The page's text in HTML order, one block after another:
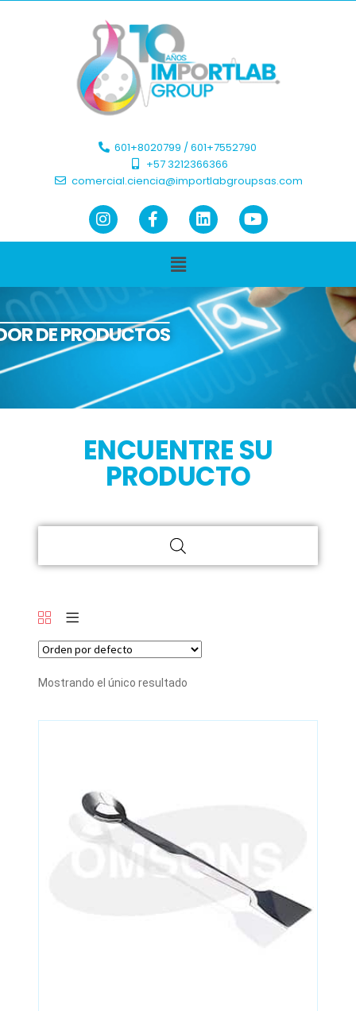
601+8020799 / 601+7552790 ​
+57 3212366366​
comercial.ciencia@importlabgroupsas.com
DE PRODUCTOS
ENCUENTRE SU
PRODUCTO
Mostrando el único resultado